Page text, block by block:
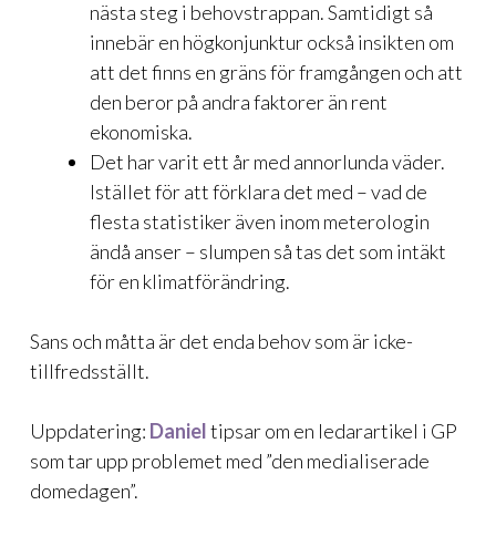
nästa steg i behovstrappan. Samtidigt så
innebär en högkonjunktur också insikten om
att det finns en gräns för framgången och att
den beror på andra faktorer än rent
ekonomiska.
Det har varit ett år med annorlunda väder.
Istället för att förklara det med – vad de
flesta statistiker även inom meterologin
ändå anser – slumpen så tas det som intäkt
för en klimatförändring.
Sans och måtta är det enda behov som är icke-
tillfredsställt.
Uppdatering: Danieltipsar om en ledarartikel i GP
som tar upp problemet med ”den medialiserade
domedagen”.